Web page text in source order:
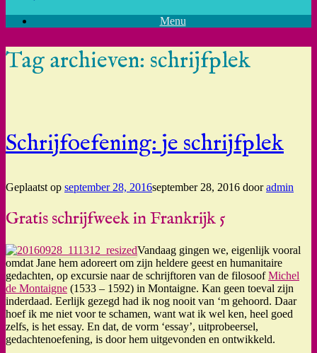
Menu
Tag archieven: schrijfplek
Schrijfoefening: je schrijfplek
Geplaatst op september 28, 2016september 28, 2016 dooradmin
Gratis schrijfweek in Frankrijk 5
Vandaag gingen we, eigenlijk vooral
omdat Jane hem adoreert om zijn heldere geest en humanitaire
gedachten, op excursie naar de schrijftoren van de filosoofMichel
de Montaigne (1533 – 1592) in Montaigne. Kan geen toeval zijn
inderdaad. Eerlijk gezegd had ik nog nooit van ‘m gehoord. Daar
hoef ik me niet voor te schamen, want wat ik wel ken, heel goed
zelfs, is het essay. En dat, de vorm ‘essay’, uitprobeersel,
gedachtenoefening, is door hem uitgevonden en ontwikkeld.